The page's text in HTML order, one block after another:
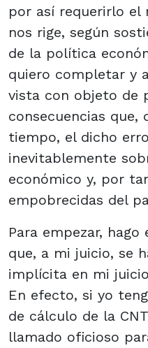
por así requerirlo el
nos rige, según
de la política
quiero completar y
vista con objeto de
consecuencias que,
tiempo, el dicho
inevitablemente
económico y, por
empobrecidas del
Para empezar,
que, a mi juicio, se
implícita en mi
En efecto, si yo
de cálculo de la
llamado oficioso